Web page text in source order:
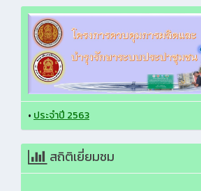
•ประจำปี 2563
สถิติเยี่ยมชม